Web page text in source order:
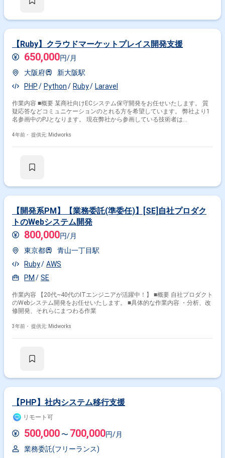
【Ruby】クラウドマーケットプレイス開発支援
650,000円/月
大阪府
新大阪駅
PHP
Python Ruby Laravel
作業内容 ■概要 某商社向けECシステム保守開発をお任せいたします。 質
疑応答などコミュニケーションのとれる方を希望しています。 弊社より1
名参画中のPJとなります。 現在弊社から参画している技術者は
きますのでご提案宜しくお願い致します。 ・期間：1月(2月)～長期 ・募集
ル見合い ■面談回数：1回(弊社同席)+エンド顔合わせの可能性あり ■年齢
4年前・ 提供元: Midworks
【開発系PM】【業務委託(準委任)】[SE]自社プロダク
トのWebシステム開発
800,000円/月
東京都
青山一丁目駅
Ruby
AWS
PM
SE
作業内容 【20代~40代のITエンジニアが活躍中！】 ■概要 自社プロダクト
のWebシステム開発をお任せいたします。 ■具体的な作業内容 ・分析、改
修開発、それらにまつわる作業
3年前・ 提供元: Midworks
【PHP】社内システム移行支援
リモート可
500,000 〜 700,000円/月
業務委託(フリーランス)